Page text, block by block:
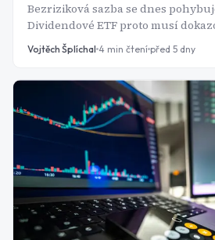
Bezriziková sazba se dnes
Dividendové ETF proto musí
vyplácet - a rozdíly mezi
letos hlubší, než se na první pohled
Vojtěch Šplíchal 4 min čtení před 5 dny